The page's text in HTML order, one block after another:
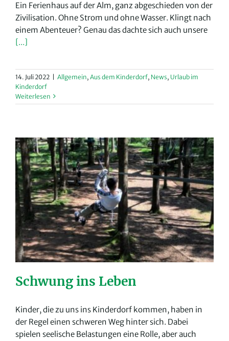
Ein Ferienhaus auf der Alm, ganz abgeschieden von der
Zivilisation. Ohne Strom und ohne Wasser. Klingt nach
einem Abenteuer? Genau das dachte sich auch unsere
[...]
14. Juli 2022 | Allgemein, Aus dem Kinderdorf, News, Urlaub im
Kinderdorf
Weiterlesen
Schwung ins Leben
Kinder, die zu uns ins Kinderdorf kommen, haben in
der Regel einen schweren Weg hinter sich. Dabei
spielen seelische Belastungen eine Rolle, aber auch